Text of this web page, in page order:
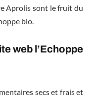
Aprolis sont le fruit du
bio.
web l’Echoppe
secs et frais et